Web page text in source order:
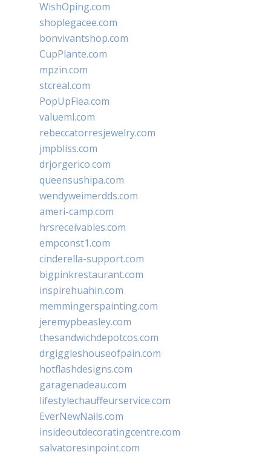
WishOping.com
shoplegacee.com
bonvivantshop.com
CupPlante.com
mpzin.com
stcreal.com
PopUpFlea.com
valueml.com
rebeccatorresjewelry.com
jmpbliss.com
drjorgerico.com
queensushipa.com
wendyweimerdds.com
ameri-camp.com
hrsreceivables.com
empconst1.com
cinderella-support.com
bigpinkrestaurant.com
inspirehuahin.com
memmingerspainting.com
jeremypbeasley.com
thesandwichdepotcos.com
drgiggleshouseofpain.com
hotflashdesigns.com
garagenadeau.com
lifestylechauffeurservice.com
EverNewNails.com
insideoutdecoratingcentre.com
salvatoresinpoint.com